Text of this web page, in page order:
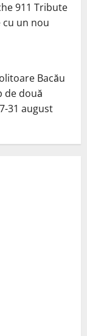
911 Tribute
cu un nou
Bacău
de două
31 august